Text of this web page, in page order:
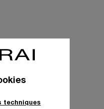
techniques